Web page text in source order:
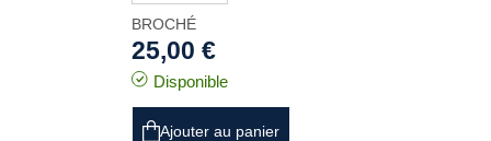
BROCHÉ
25,00 €
Disponible
Ajouter au panier